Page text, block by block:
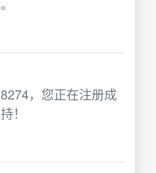
，您正在注册成
！